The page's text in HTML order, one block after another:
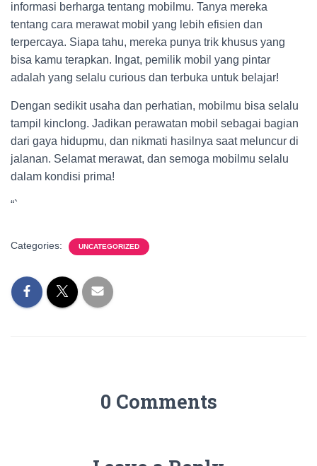
informasi berharga tentang mobilmu. Tanya mereka
tentang cara merawat mobil yang lebih efisien dan
terpercaya. Siapa tahu, mereka punya trik khusus yang
bisa kamu terapkan. Ingat, pemilik mobil yang pintar
adalah yang selalu curious dan terbuka untuk belajar!
Dengan sedikit usaha dan perhatian, mobilmu bisa selalu
tampil kinclong. Jadikan perawatan mobil sebagai bagian
dari gaya hidupmu, dan nikmati hasilnya saat meluncur di
jalanan. Selamat merawat, dan semoga mobilmu selalu
dalam kondisi prima!
“`
Categories: UNCATEGORIZED
0 Comments